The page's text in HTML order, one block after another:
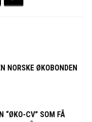
NORSKE ØKOBONDEN
“ØKO-CV” SOM FÅ